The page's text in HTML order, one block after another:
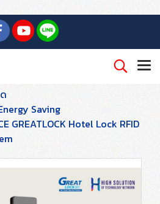
Saving
GREATLOCK Hotel Lock RFID